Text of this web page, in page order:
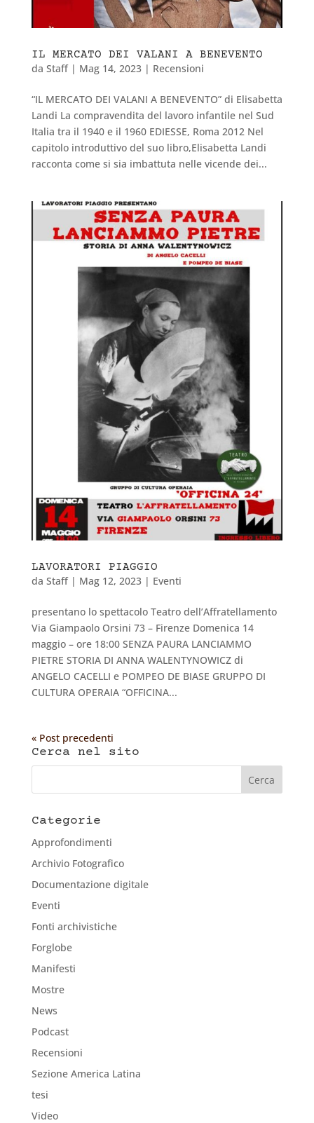
IL MERCATO DEI VALANI A BENEVENTO
da Staff| Mag 14, 2023| Recensioni
“IL MERCATO DEI VALANI A BENEVENTO” di Elisabetta
Landi La compravendita del lavoro infantile nel Sud
Italia tra il 1940 e il 1960 EDIESSE, Roma 2012 Nel
capitolo introduttivo del suo libro,Elisabetta Landi
racconta come si sia imbattuta nelle vicende dei...
LAVORATORI PIAGGIO
da Staff| Mag 12, 2023| Eventi
presentano lo spettacolo Teatro dell’Affratellamento
Via Giampaolo Orsini 73 – Firenze Domenica 14
maggio – ore 18:00 SENZA PAURA LANCIAMMO
PIETRE STORIA DI ANNA WALENTYNOWICZ di
ANGELO CACELLI e POMPEO DE BIASE GRUPPO DI
CULTURA OPERAIA “OFFICINA...
« Post precedenti
Cerca nel sito
Categorie
Approfondimenti
Archivio Fotografico
Documentazione digitale
Eventi
Fonti archivistiche
Forglobe
Manifesti
Mostre
News
Podcast
Recensioni
Sezione America Latina
tesi
Video